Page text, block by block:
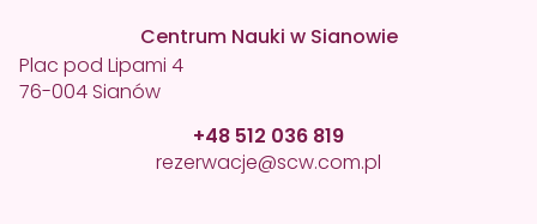
Centrum Nauki w Sianowie
Plac pod Lipami 4
76-004 Sianów
+48 512 036 819
rezerwacje@scw.com.pl